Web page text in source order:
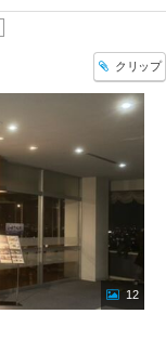
クリップ
12